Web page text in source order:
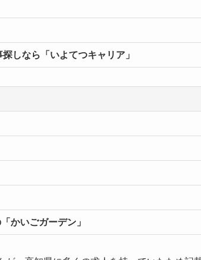
しなら「いよてつキャリア」
かいごガーデン」